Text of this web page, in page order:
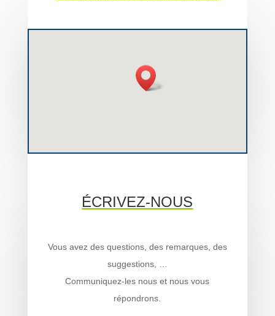
ÉCRIVEZ-NOUS
Vous avez des questions, des remarques, des
suggestions, …
Communiquez-les nous et nous vous
répondrons.